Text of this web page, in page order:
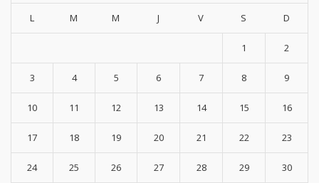
L M M J V S D
1 2
3 4 5 6 7 8 9
10 11 12 13 14 15 16
17 18 19 20 21 22 23
24 25 26 27 28 29 30